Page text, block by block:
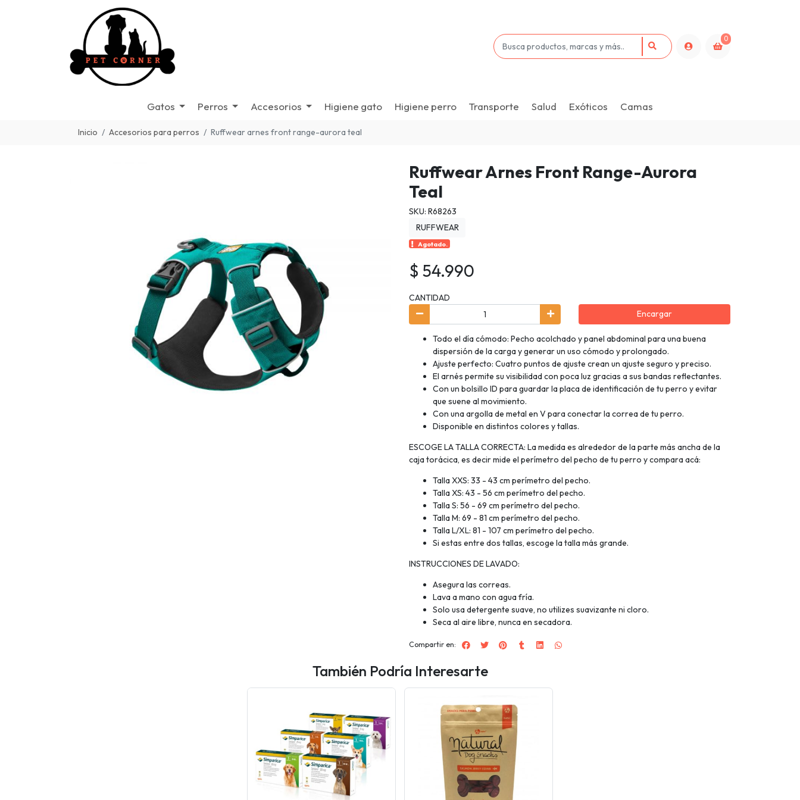
0
Gatos Perros Accesorios Higiene gato Higiene perro Transporte Salud Exóticos Camas
Inicio Accesorios para perros Ruffwear arnes front range-aurora teal
Ruffwear Arnes Front Range-Aurora
Teal
SKU: R68263
RUFFWEAR
Agotado.
$ 54.990
CANTIDAD
Encargar
Todo el día cómodo: Pecho acolchado y panel abdominal para una buena
dispersión de la carga y generar un uso cómodo y prolongado.
Ajuste perfecto: Cuatro puntos de ajuste crean un ajuste seguro y preciso.
El arnés permite su visibilidad con poca luz gracias a sus bandas reflectantes.
Con un bolsillo ID para guardar la placa de identificación de tu perro y evitar
que suene al movimiento.
Con una argolla de metal en V para conectar la correa de tu perro.
Disponible en distintos colores y tallas.
ESCOGE LA TALLA CORRECTA: La medida es alrededor de la parte más ancha de la
caja torácica, es decir mide el perímetro del pecho de tu perro y compara acá:
Talla XXS: 33 - 43 cm perímetro del pecho.
Talla XS: 43 - 56 cm perímetro del pecho.
Talla S: 56 - 69 cm perímetro del pecho.
Talla M: 69 - 81 cm perímetro del pecho.
Talla L/XL: 81 - 107 cm perímetro del pecho.
Si estas entre dos tallas, escoge la talla más grande.
INSTRUCCIONES DE LAVADO:
Asegura las correas.
Lava a mano con agua fría.
Solo usa detergente suave, no utilizes suavizante ni cloro.
Seca al aire libre, nunca en secadora.
Compartir en:
También Podría Interesarte